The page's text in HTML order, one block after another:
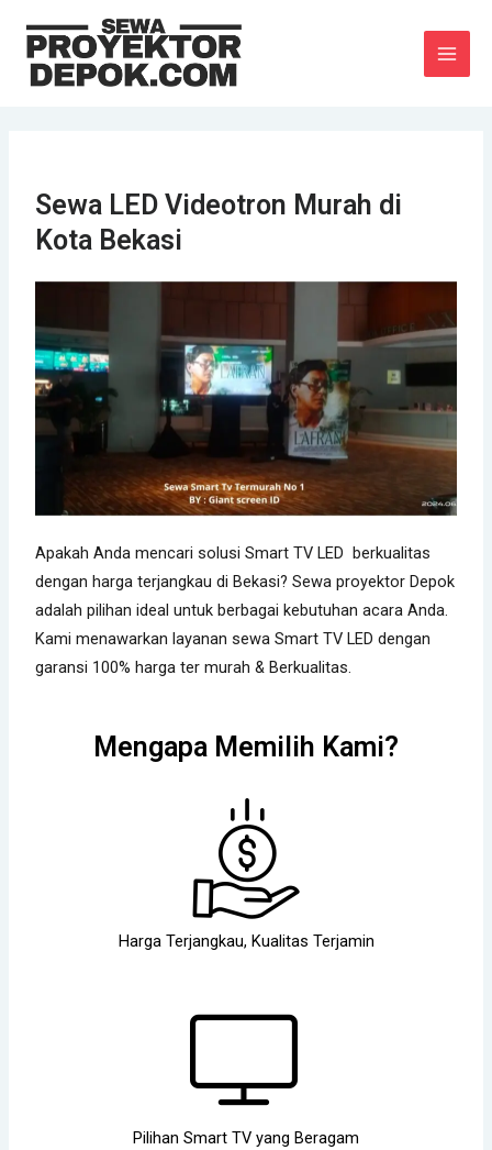
konten
Sewa LED Videotron Murah di
Kota Bekasi
Apakah Anda mencari solusi Smart TV LED berkualitas
dengan harga terjangkau di Bekasi? Sewa proyektor Depok
adalah pilihan ideal untuk berbagai kebutuhan acara Anda.
Kami menawarkan layanan sewa Smart TV LED dengan
garansi 100% harga ter murah & Berkualitas.
Mengapa Memilih Kami?
Harga Terjangkau, Kualitas Terjamin
Pilihan Smart TV yang Beragam